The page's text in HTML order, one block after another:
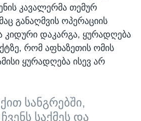
კავალერმა თემურ
განაღმვის ოპერაციის
დაკარგა, ყურადღება
რომ აფხაზეთის ომის
ყურადღება ისევ არ
სანგრებში,
საქმეს და